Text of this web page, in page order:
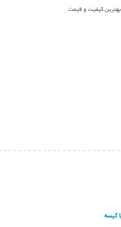
بهترین کیفیت و قیمت
کیسه